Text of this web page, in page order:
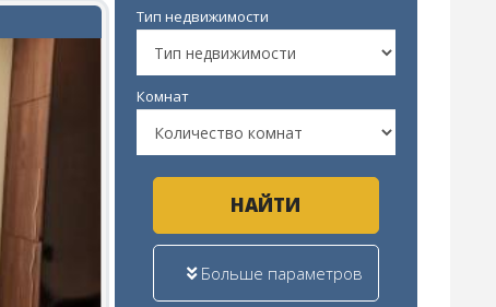
Тип недвижимости
Комнат
НАЙТИ
Больше параметров